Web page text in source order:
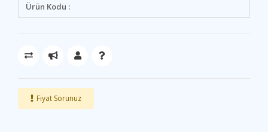
Ürün Kodu :
Fiyat Sorunuz